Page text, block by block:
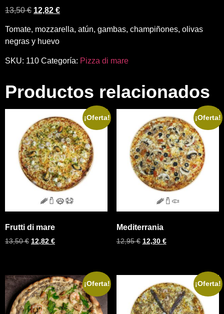
13,50€ 12,82 €
Tomate, mozzarella, atún, gambas, champiñones, olivas
negras y huevo
SKU: 110 Categoría: Pizza di mare
Productos relacionados
¡Oferta!
Frutti di mare
13,50€ 12,82 €
¡Oferta!
Mediterrania
12,95€ 12,30 €
¡Oferta! ¡Oferta!